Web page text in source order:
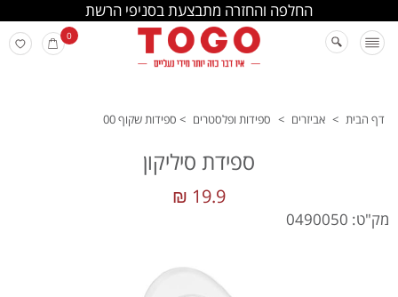
החלפה והחזרה מתבצעת בסניפי הרשת
0
דף הבית > אביזרים > ספידות ופלסטרים > ספידות שקוף 00
ספידת סיליקון
19.9 ₪
מק"ט: 0490050